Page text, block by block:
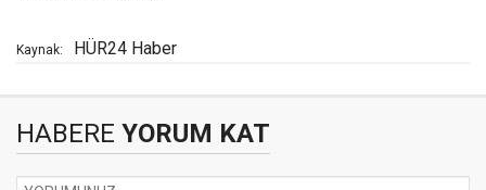
Kaynak: HÜR24 Haber
HABERE YORUM KAT